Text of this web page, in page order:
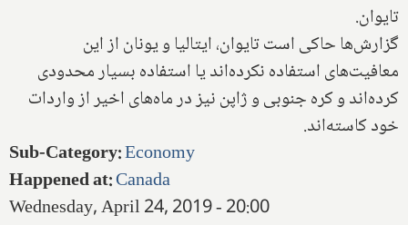
تایوان.
گزارش‌ها حاکی‌ است تایوان، ایتالیا و یونان از این
معافیت‌های استفاده نکرده‌اند یا استفاده بسیار محدودی
کرده‌اند و کره جنوبی و ژاپن نیز در ماه‌های اخیر از واردات
خود کاسته‌اند.
Sub-Category:Economy
Happened at:Canada
Wednesday, April 24, 2019 - 20:00